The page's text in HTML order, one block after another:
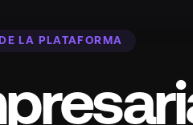
mediante IA
LA PLATAFORMA